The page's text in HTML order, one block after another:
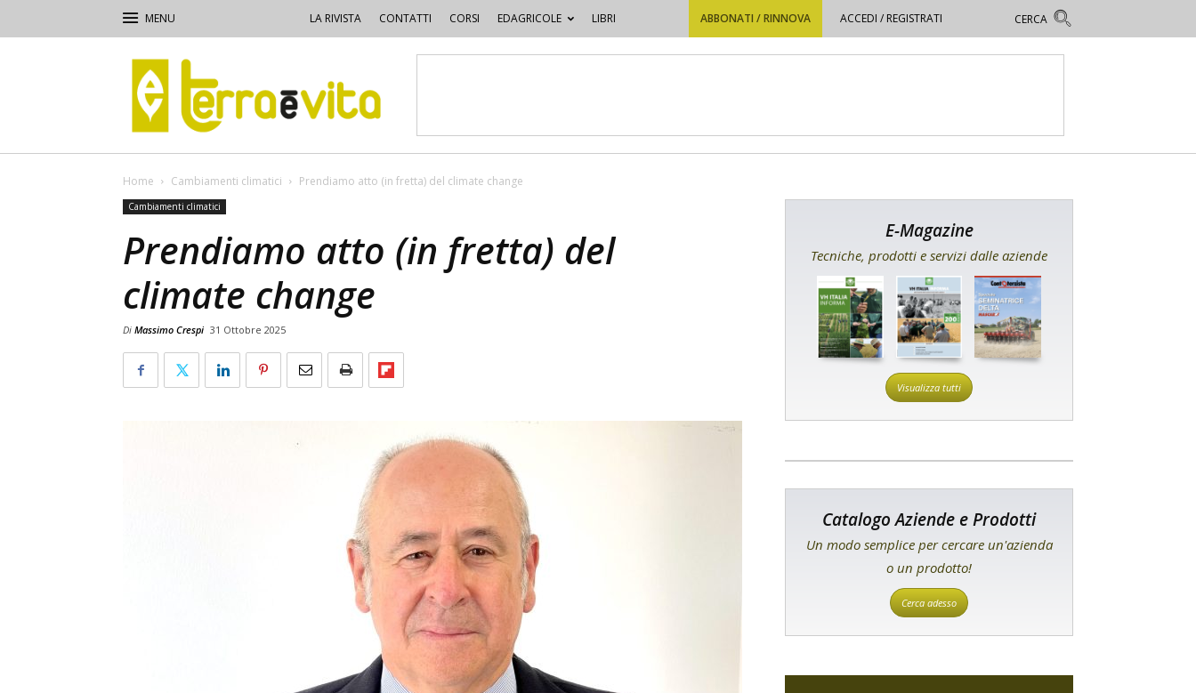
LA RIVISTA CONTATTI CORSI EDAGRICOLE LIBRI ABBONATI / RINNOVA ACCEDI / REGISTRATI
Terra
e
Vita
Home Cambiamenti climatici Prendiamo atto (in fretta) del climate change
Cambiamenti climatici
Prendiamo atto (in fretta) del
climate change
Di Massimo Crespi 31 Ottobre 2025
E-Magazine
Tecniche, prodotti e servizi dalle aziende
Visualizza tutti
Catalogo Aziende e Prodotti
Un modo semplice per cercare un'azienda
o un prodotto!
Cerca adesso